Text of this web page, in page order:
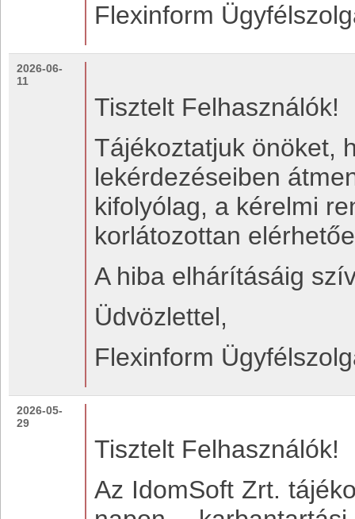
Flexinform
2026-06-
11
Tisztelt Felhasználók!
Tájékoztatjuk önöket,
lekérdezéseiben
kifolyólag, a kérelmi
korlátozottan
A hiba elhárításáig
Üdvözlettel,
Flexinform
2026-05-
29
Tisztelt Felhasználók!
Az IdomSoft Zrt.